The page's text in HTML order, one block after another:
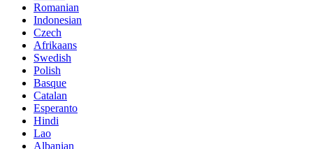
Romanian
Indonesian
Czech
Afrikaans
Swedish
Polish
Basque
Catalan
Esperanto
Hindi
Lao
Albanian